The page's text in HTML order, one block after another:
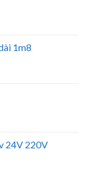
1m8
24V 220V